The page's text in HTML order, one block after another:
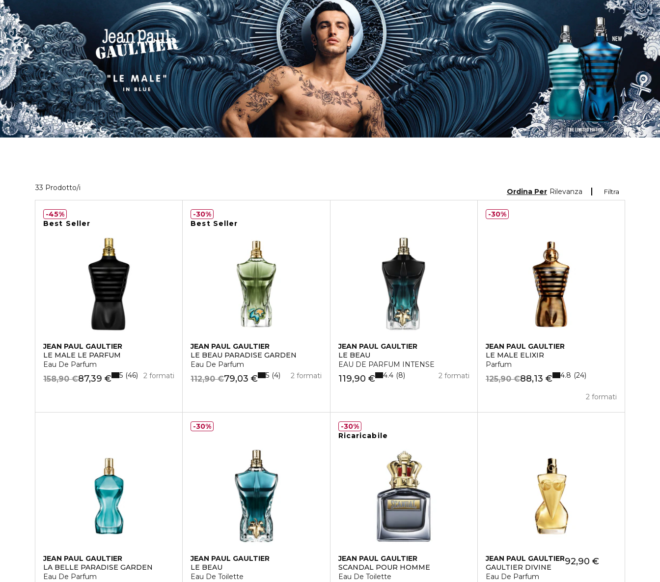
33 Prodotto/i Filtra
Ordina Per Rilevanza
Best Seller
JEAN PAUL GAULTIER
LE MALE LE PARFUM
Eau De Parfum
87,39 €
158,90 € 2 formati
5 46
45%
Best Seller
JEAN PAUL GAULTIER
LE BEAU PARADISE GARDEN
Eau De Parfum
79,03 €
112,90 € 2 formati
5 4
30%
JEAN PAUL GAULTIER
LE BEAU
EAU DE PARFUM INTENSE
119,90 € 2 formati
4.4 8
JEAN PAUL GAULTIER
LE MALE ELIXIR
Parfum
88,13 €
125,90 €
2 formati
4.8 24
30%
JEAN PAUL GAULTIER
LA BELLE PARADISE GARDEN
Eau De Parfum
JEAN PAUL GAULTIER
LE BEAU
Eau De Toilette
30%
Ricaricabile
JEAN PAUL GAULTIER
SCANDAL POUR HOMME
Eau De Toilette
30%
JEAN PAUL GAULTIER
GAULTIER DIVINE
Eau De Parfum
92,90 €